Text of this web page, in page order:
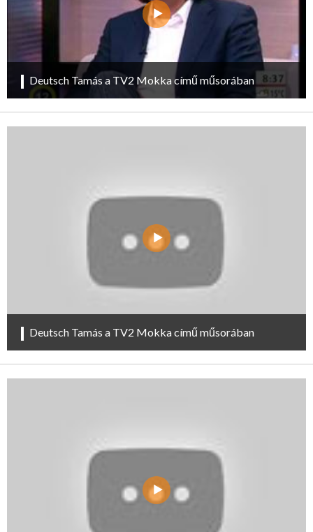
Deutsch Tamás a TV2 Mokka című műsorában
Deutsch Tamás a TV2 Mokka című műsorában